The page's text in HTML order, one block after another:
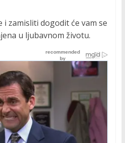
i zamisliti dogodit će vam se
u ljubavnom životu.